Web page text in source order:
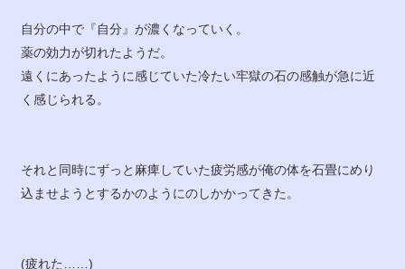
自分の中で『自分』が濃くなっていく。
薬の効力が切れたようだ。
遠くにあったように感じていた冷たい牢獄の石の感触が急に近
く感じられる。
それと同時にずっと麻痺していた疲労感が俺の体を石畳にめり
込ませようとするかのようにのしかかってきた。
(疲れた……)